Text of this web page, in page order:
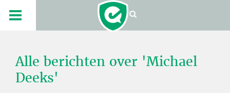
Alle berichten over 'Michael
Deeks'